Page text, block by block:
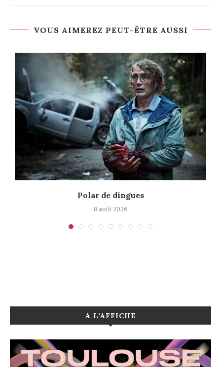
VOUS AIMEREZ PEUT-ÊTRE AUSSI
Polar de dingues
8 août 2026
A L’AFFICHE